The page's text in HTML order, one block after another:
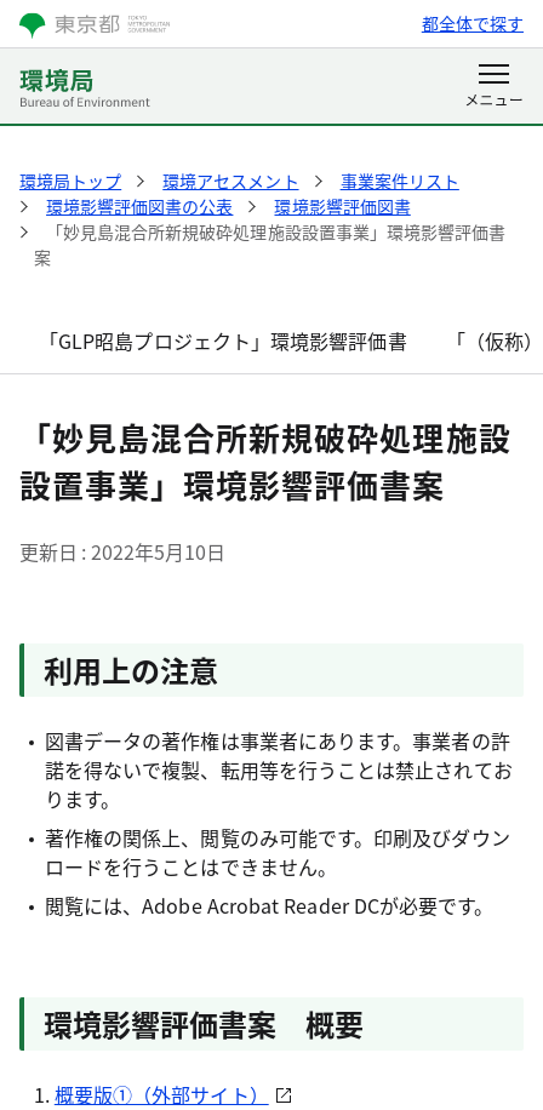
都全体で探す
環境局トップ 環境アセスメント
事業案件リスト
環境影響評価図書の公表
環境影響評価図書
「妙見島混合所新規破砕処理施設設置事業」環境影響評価書
案
「GLP昭島プロジェクト」環境影響評価書 「（仮称
「妙見島混合所新規破砕処理施設
設置事業」環境影響評価書案
更新日 2022年5月10日
利用上の注意
図書データの著作権は事業者にあります。事業者の許
諾を得ないで複製、転用等を行うことは禁止されてお
ります。
著作権の関係上、閲覧のみ可能です。印刷及びダウン
ロードを行うことはできません。
閲覧には、Adobe Acrobat Reader DCが必要です。
環境影響評価書案 概要
概要版①（外部サイト）